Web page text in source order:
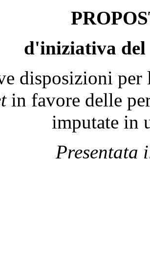
d'iniziativa del
disposizioni
in favore delle
imputate in
Presentata